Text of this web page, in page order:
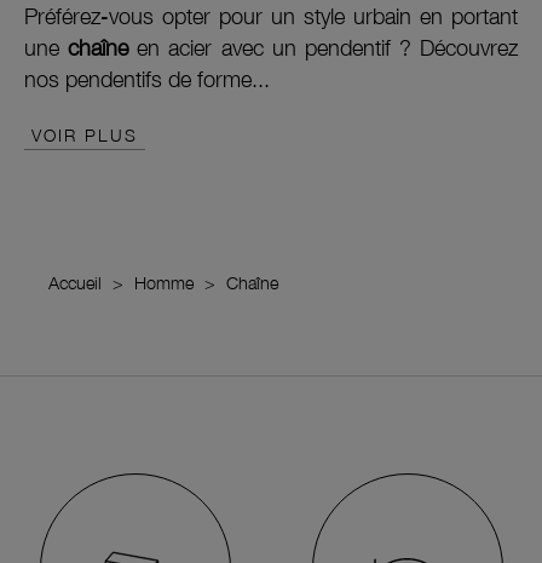
Préférez-vous opter pour un style urbain en portant
unechaîneen acier avec un pendentif ? Découvrez
nos pendentifs de forme...
VOIR PLUS
Accueil Homme Chaîne